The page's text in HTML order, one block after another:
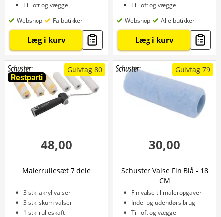
Til loft og vægge
Webshop
Få butikker
Læg i kurv
Til loft og vægge
Webshop
Alle butikker
Læg i kurv
Restparti
Gulvfag 80
48,00
Malerrullesæt 7 dele
3 stk. akryl valser
3 stk. skum valser
1 stk. rulleskaft
Gulvfag 79
30,00
Schuster Valse Fin Blå - 18
CM
Fin valse til maleropgaver
Inde- og udendørs brug
Til loft og vægge